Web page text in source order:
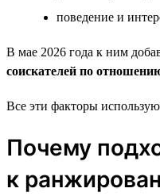
поведение и
В мае 2026 года к ним
соискателей по
Все эти факторы
Почему
к